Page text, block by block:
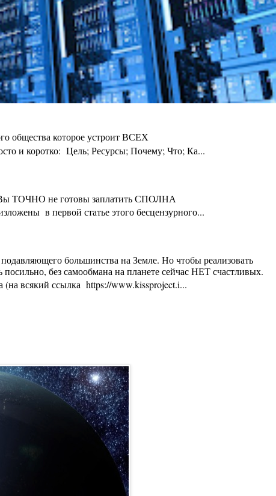
общества которое устроит ВСЕХ
и коротко: Цель; Ресурсы; Почему; Что; Ка...
Вы ТОЧНО не готовы заплатить СПОЛНА
в первой статье этого бесцензурного...
большинства на Земле. Но чтобы реализовать
без самообмана на планете сейчас НЕТ счастливых.
(на всякий ссылка https://www.kissproject.i...